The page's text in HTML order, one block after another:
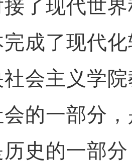
了现代世
成了现代
主义学院
的一部分
史的一部